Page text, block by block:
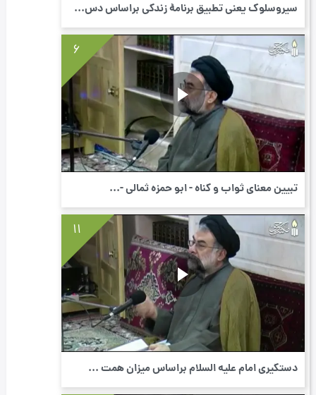
سیروسلوک یعنی تطبیق برنامۀ زندگی براساس دس...
6
تبیین معنای ثواب و گناه - ابو حمزه ثمالی -...
11
دستگیری امام علیه السلام براساس میزان همت ...